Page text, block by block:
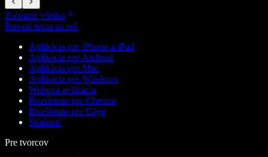
Zobraziť všetko
Prevod textu na reč
Aplikácia pre iPhone a iPad
Aplikácia pre Android
Aplikácia pre Mac
Aplikácia pre Windows
Webová aplikácia
Rozšírenie pre Chrome
Rozšírenie pre Edge
Stiahnuť
Pre tvorcov